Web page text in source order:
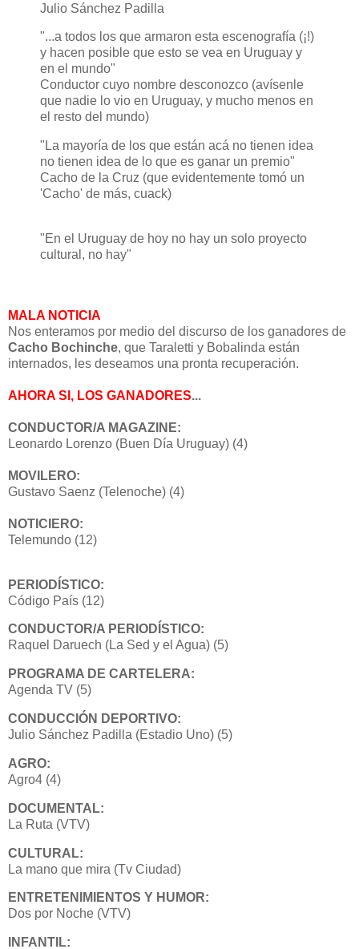
Julio Sánchez Padilla
"...a todos los que armaron esta escenografía (¡!)
y hacen posible que esto se vea en Uruguay y
en el mundo"
Conductor cuyo nombre desconozco (avísenle
que nadie lo vio en Uruguay, y mucho menos en
el resto del mundo)
"La mayoría de los que están acá no tienen idea
no tienen idea de lo que es ganar un premio"
Cacho de la Cruz (que evidentemente tomó un
'Cacho' de más, cuack)
"En el Uruguay de hoy no hay un solo proyecto
cultural, no hay"
MALA NOTICIA
Nos enteramos por medio del discurso de los ganadores de
Cacho Bochinche, que Taraletti y Bobalinda están
internados, les deseamos una pronta recuperación.
AHORA SI, LOS GANADORES...
CONDUCTOR/A MAGAZINE:
Leonardo Lorenzo (Buen Día Uruguay) (4)
MOVILERO:
Gustavo Saenz (Telenoche) (4)
NOTICIERO:
Telemundo (12)
PERIODÍSTICO:
Código País (12)
CONDUCTOR/A PERIODÍSTICO:
Raquel Daruech (La Sed y el Agua) (5)
PROGRAMA DE CARTELERA:
Agenda TV (5)
CONDUCCIÓN DEPORTIVO:
Julio Sánchez Padilla (Estadio Uno) (5)
AGRO:
Agro4 (4)
DOCUMENTAL:
La Ruta (VTV)
CULTURAL:
La mano que mira (Tv Ciudad)
ENTRETENIMIENTOS Y HUMOR:
Dos por Noche (VTV)
INFANTIL: